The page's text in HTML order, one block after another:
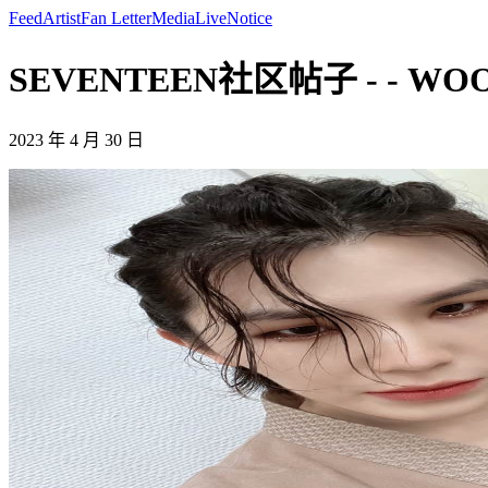
FeedArtistFan LetterMediaLiveNotice
SEVENTEEN社区帖子 - -
2023 年 4 月 30 日